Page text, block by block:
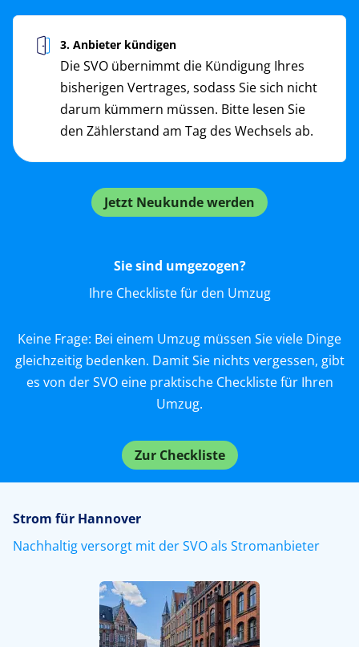
3. Anbieter kündigen
Die SVO übernimmt die Kündigung Ihres
bisherigen Vertrages, sodass Sie sich nicht
darum kümmern müssen. Bitte lesen Sie
den Zählerstand am Tag des Wechsels ab.
Jetzt Neukunde werden
Sie sind umgezogen?
Ihre Checkliste für den Umzug
Keine Frage: Bei einem Umzug müssen Sie viele Dinge
gleichzeitig bedenken. Damit Sie nichts vergessen, gibt
es von der SVO eine praktische Checkliste für Ihren
Umzug.
Zur Checkliste
Strom für Hannover
Nachhaltig versorgt mit der SVO als Stromanbieter